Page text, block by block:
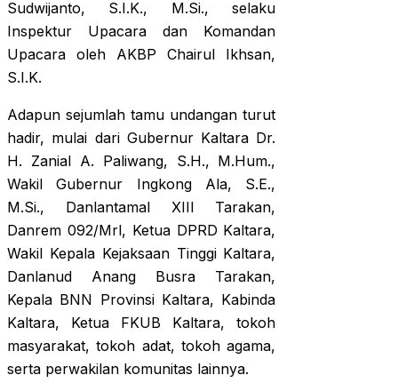
Sudwijanto, S.I.K., M.Si., selaku
Inspektur Upacara dan Komandan
Upacara oleh AKBP Chairul Ikhsan,
S.I.K.
Adapun sejumlah tamu undangan turut
hadir, mulai dari Gubernur Kaltara Dr.
H. Zanial A. Paliwang, S.H., M.Hum.,
Wakil Gubernur Ingkong Ala, S.E.,
M.Si., Danlantamal XIII Tarakan,
Danrem 092/Mrl, Ketua DPRD Kaltara,
Wakil Kepala Kejaksaan Tinggi Kaltara,
Danlanud Anang Busra Tarakan,
Kepala BNN Provinsi Kaltara, Kabinda
Kaltara, Ketua FKUB Kaltara, tokoh
masyarakat, tokoh adat, tokoh agama,
serta perwakilan komunitas lainnya.